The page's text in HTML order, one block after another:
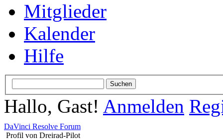
Mitglieder
Kalender
Hilfe
Hallo, Gast! Anmelden
DaVinci Resolve Forum
Profil von Dreirad-Pilot